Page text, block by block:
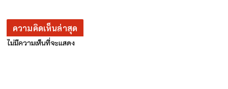
ความคิดเห็นล่าสุด
ไม่มีความเห็นที่จะแสดง